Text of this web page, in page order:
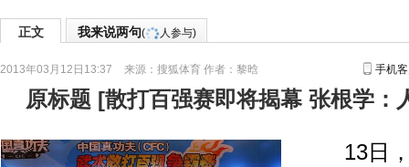
正文 我来说两句( 人参与)
2013年03月12日13:37 来源： 搜狐体育 作者：黎晗 手机
原标题 [散打百强赛即将揭幕 张根学：
13日，